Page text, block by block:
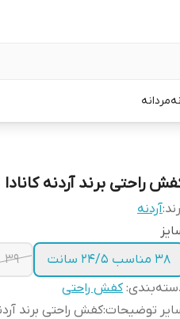
مردانه
راحتی برند آردنه کانادا
آردنه
38 مناسب ۲۴/۵ سانت
39
:کفش راحتی
توضیحات:کفش راحتی برند